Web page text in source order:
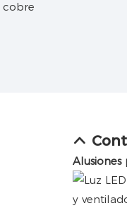
Alusiones